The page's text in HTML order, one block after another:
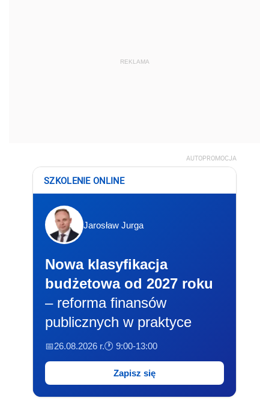
REKLAMA
AUTOPROMOCJA
SZKOLENIE ONLINE
Jarosław Jurga
Nowa klasyfikacja
budżetowa od 2027 roku
– reforma finansów
publicznych w praktyce
📅26.08.2026 r.🕐 9:00-13:00
Zapisz się